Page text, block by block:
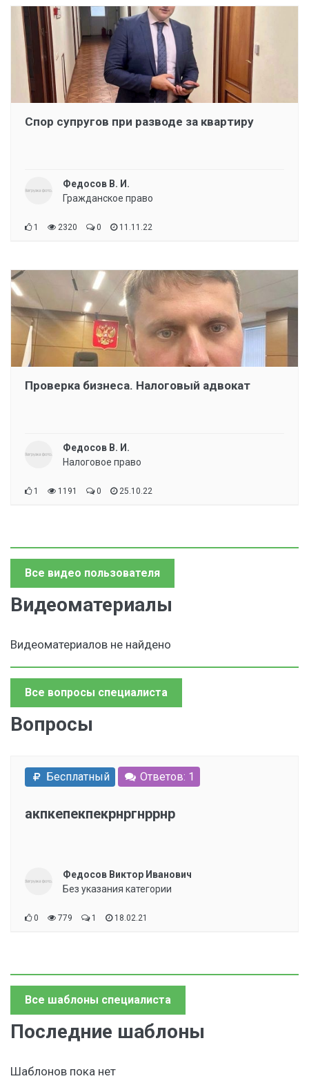
Спор супругов при разводе за квартиру
Федосов В. И.
Гражданское право
1 2320 0 11.11.22
Проверка бизнеса. Налоговый адвокат
Федосов В. И.
Налоговое право
1 1191 0 25.10.22
Все видео пользователя
Видеоматериалы
Видеоматериалов не найдено
Все вопросы специалиста
Вопросы
Бесплатный Ответов: 1
акпкепекпекрнргнррнр
Федосов Виктор Иванович
Без указания категории
0 779 1 18.02.21
Все шаблоны специалиста
Последние шаблоны
Шаблонов пока нет